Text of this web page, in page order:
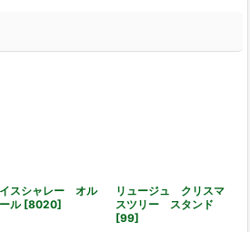
スシャレー オル
ル [8020]
リュージュ クリスマ
スツリー スタンド
[99]